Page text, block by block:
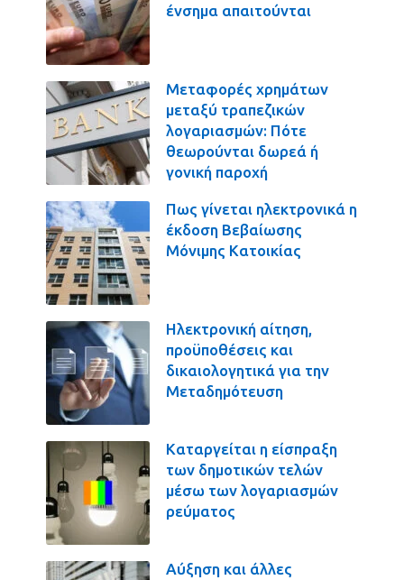
ένσημα απαιτούνται
Μεταφορές χρημάτων
μεταξύ τραπεζικών
λογαριασμών: Πότε
θεωρούνται δωρεά ή
γονική παροχή
Πως γίνεται ηλεκτρονικά η
έκδοση Βεβαίωσης
Μόνιμης Κατοικίας
Ηλεκτρονική αίτηση,
προϋποθέσεις και
δικαιολογητικά για την
Μεταδημότευση
Καταργείται η είσπραξη
των δημοτικών τελών
μέσω των λογαριασμών
ρεύματος
Αύξηση και άλλες